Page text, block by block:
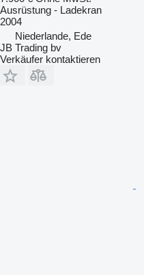
Ausrüstung - Ladekran
2004
Niederlande, Ede
JB Trading bv
Verkäufer kontaktieren